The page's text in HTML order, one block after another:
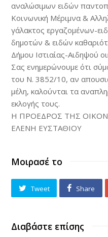
αναλώσιμων ειδών
Κοινωνική Μέριμνα &
γάλακτος εργαζομένων-
δημοτών & ειδών
Δήμου Ιστιαίας-Αιδηψού
Σας ενημερώνουμε ότι
του N. 3852/10, αν
μέλη, καλούνται τα
εκλογής τους.
Η ΠΡΟΕΔΡΟΣ ΤΗΣ
ΕΛΕΝΗ ΕΥΣΤΑΘΙΟΥ
Μοιρασέ το
Tweet Share
Διαβάστε επίσης